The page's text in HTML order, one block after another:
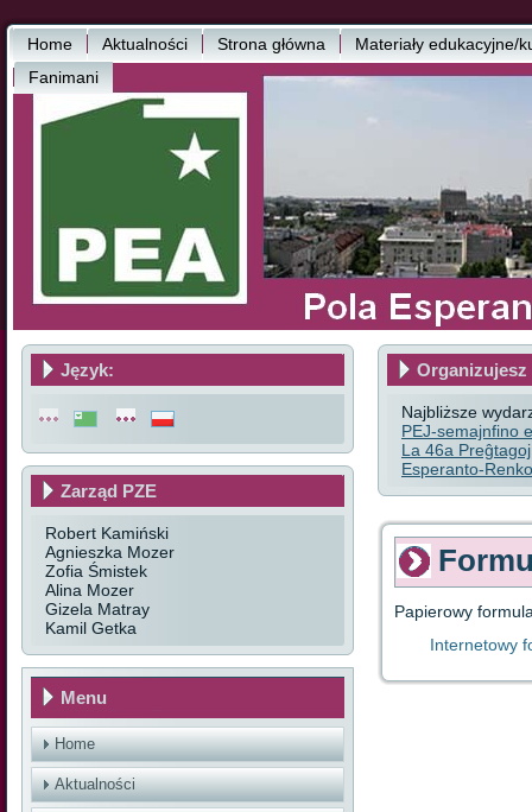
Home Aktualności Strona główna
Materiały edukacyjne/
Fanimani
Język:
Zarząd PZE
Robert Kamiński
Agnieszka Mozer
Zofia Śmistek
Alina Mozer
Gizela Matray
Kamil Getka
Menu
Home
Aktualności
Organizujesz
Najbliższe
PEJ-semajnfino
La 46a
Esperanto-
Papierowy
Internetowy